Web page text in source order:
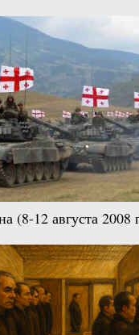
(8-12 августа 2008